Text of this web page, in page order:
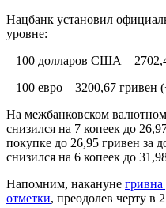
Нацбанк установил
уровне:
– 100 долларов США –
– 100 евро – 3200,67 гривен
На межбанковском
снизился на 7 копеек до
покупке до 26,95 гривен за
снизился на 6 копеек до
Напомним, накануне гривна
отметки, преодолев черту в